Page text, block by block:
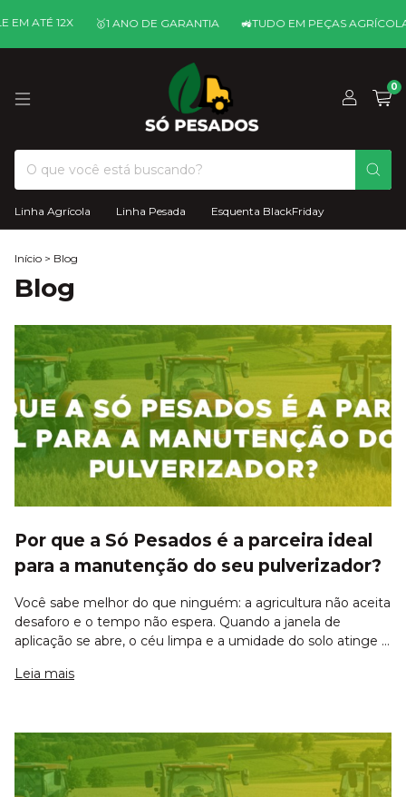
🥇ㅤ1 ANO DE GARANTIA 🚜ㅤTUDO EM PEÇAS AGRÍCOLAS 💳ㅤ
0
Linha Agrícola Linha Pesada Esquenta BlackFriday
Início > Blog
Blog
Por que a Só Pesados é a parceira ideal
para a manutenção do seu pulverizador?
Você sabe melhor do que ninguém: a agricultura não aceita
desaforo e o tempo não espera. Quando a janela de
aplicação se abre, o céu limpa e a umidade do solo atinge o
— é a ferramenta que defi
Leia mais